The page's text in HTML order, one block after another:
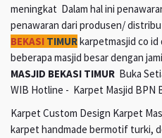
meningkat Dalam hal ini
penawaran dari produsen/
BEKASI TIMURkarpetmasjid co id
beberapa masjid besar dengan
MASJID BEKASI TIMUR Buka
WIB Hotline - Karpet Masjid BPN
Karpet Custom Design Karpet
karpet handmade bermotif turki,